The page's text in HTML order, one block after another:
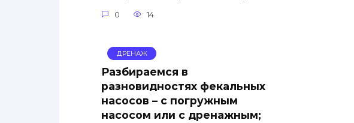
0 14
ДРЕНАЖ
Разбираемся в
разновидностях фекальных
насосов – с погружным
насосом или с дренажным;